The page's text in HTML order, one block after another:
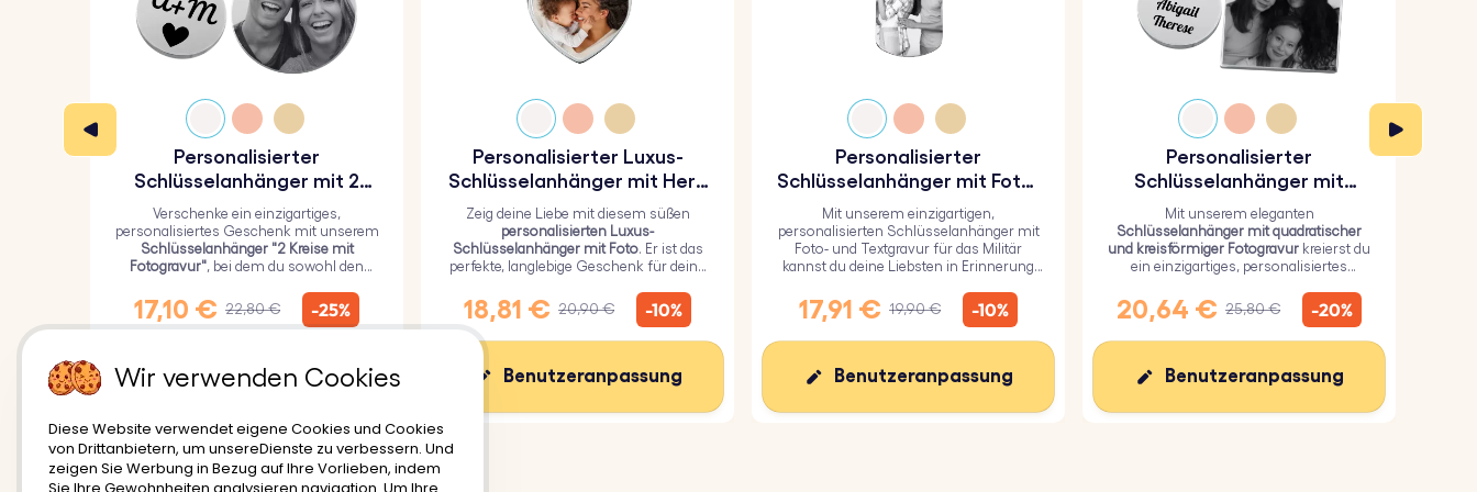
Farbe:Silber, Roségold, Gold
Personalisierter
Schlüsselanhänger mit 2
Kreisen und graviertem Foto
Verschenke ein einzigartiges,
personalisiertes Geschenk mit unserem
Schlüsselanhänger "2 Kreise mit
Fotogravur", bei dem du sowohl den
Bild als auch den kleineren Kreis mit
einem Text gravieren kannst.
17,10 € 22,80 € -25%
Benutzeranpassung
Personalisierter Luxus-
Schlüsselanhänger mit Herz
und Foto
Zeig deine Liebe mit diesem süßen
personalisierten Luxus-
Schlüsselanhänger mit Foto. Er ist das
perfekte, langlebige Geschenk für deine
Epoxidglasschicht überzogen.
18,81 € 20,90 € -10%
Benutzeranpassung
Personalisierter
Schlüsselanhänger mit Foto-
und Textgravur für das
Militär
Mit unserem einzigartigen,
personalisierten Schlüsselanhänger mit
Foto- und Textgravur für das Militär
kannst du deine Liebsten in Erinnerung
17,91 € 19,90 € -10%
Benutzeranpassung
Personalisierter
Schlüsselanhänger mit
quadratischer und
kreisförmiger Fotogravur
Mit unserem eleganten
Schlüsselanhänger mit quadratischer
und kreisförmiger Fotogravur kreierst du
ein einzigartiges, personalisiertes
Bild auf dem Quadrat und einen Text auf
dem Kreis hinzufügen kannst.
20,64 € 25,80 € -20%
Benutzeranpassung
Wir verwenden Cookies
Diese Website verwendet eigene Cookies und Cookies
von Drittanbietern, um unsereDienste zu verbessern. Und
zeigen Sie Werbung in Bezug auf Ihre Vorlieben, indem